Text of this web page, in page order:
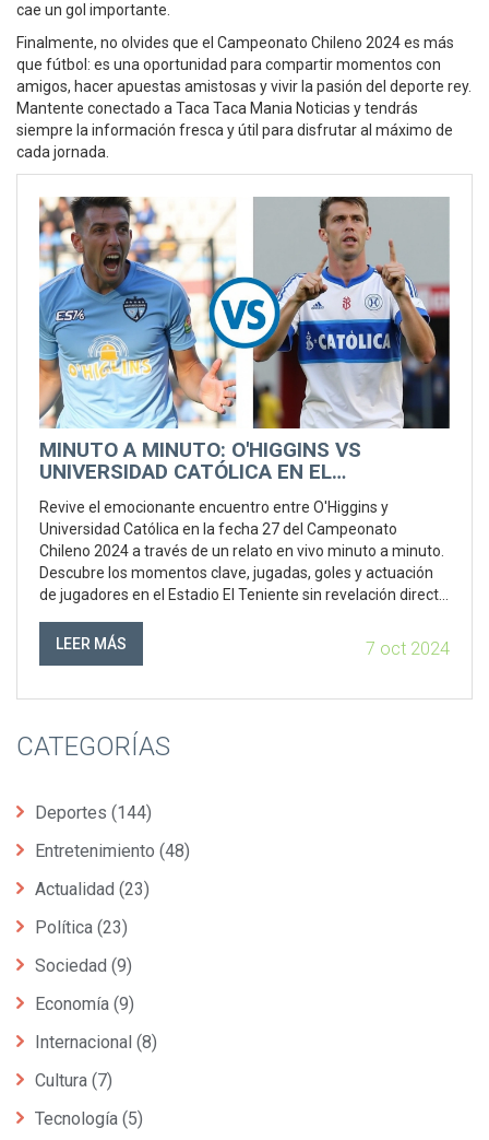
cae un gol importante.
Finalmente, no olvides que el Campeonato Chileno 2024 es más
que fútbol: es una oportunidad para compartir momentos con
amigos, hacer apuestas amistosas y vivir la pasión del deporte rey.
Mantente conectado a Taca Taca Mania Noticias y tendrás
siempre la información fresca y útil para disfrutar al máximo de
cada jornada.
MINUTO A MINUTO: O'HIGGINS VS
UNIVERSIDAD CATÓLICA EN EL
Revive el emocionante encuentro entre O'Higgins y
Universidad Católica en la fecha 27 del Campeonato
Chileno 2024 a través de un relato en vivo minuto a minuto.
Descubre los momentos clave, jugadas, goles y actuación
de jugadores en el Estadio El Teniente sin revelación directa
acercamiento detallado de la acción en tiempo real de este
LEER MÁS 7 oct 2024
CATEGORÍAS
Deportes (144)
Entretenimiento (48)
Actualidad (23)
Política (23)
Sociedad (9)
Economía (9)
Internacional (8)
Cultura (7)
Tecnología (5)